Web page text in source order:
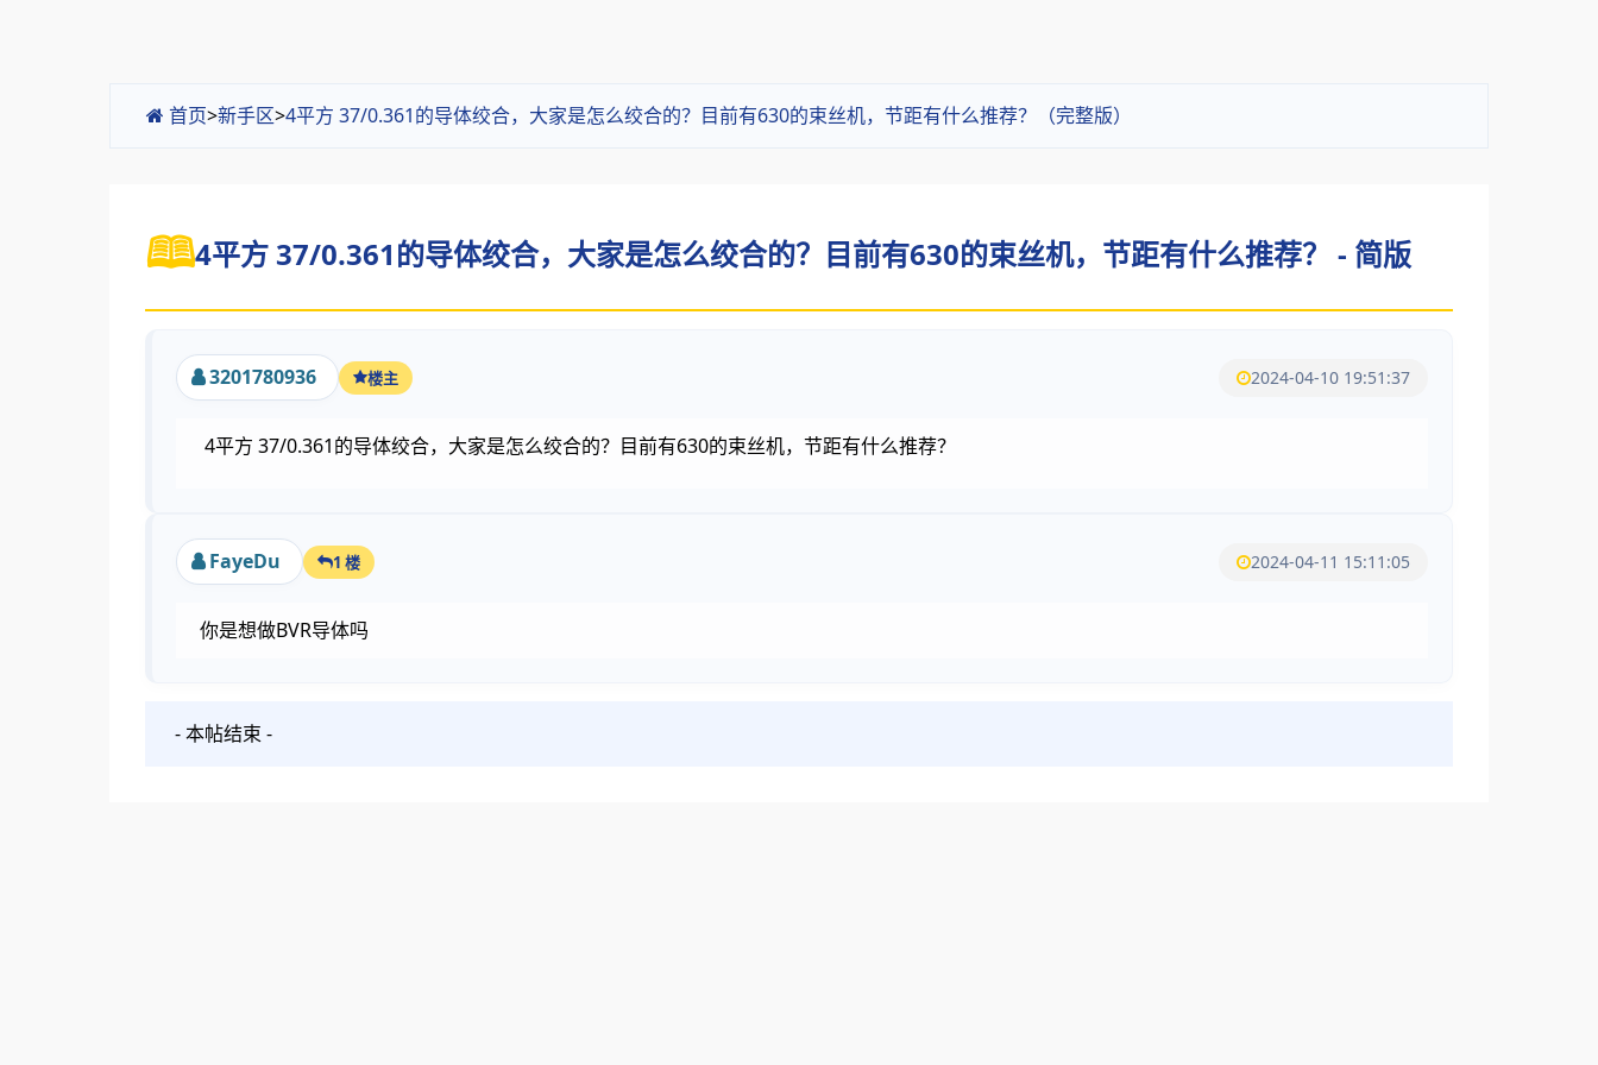
首页>新手区>4平方 37/0.361的导体绞合，大家是怎么绞合的？目前有630的束丝机，节距有什么推荐？（完整版）
4平方 37/0.361的导体绞合，大家是怎么绞合的？目前有630的束丝机，节距有什么推荐？ - 简版
3201780936 楼主 2024-04-10 19:51:37
4平方 37/0.361的导体绞合，大家是怎么绞合的？目前有630的束丝机，节距有什么推荐？
FayeDu 1 楼 2024-04-11 15:11:05
你是想做BVR导体吗
- 本帖结束 -